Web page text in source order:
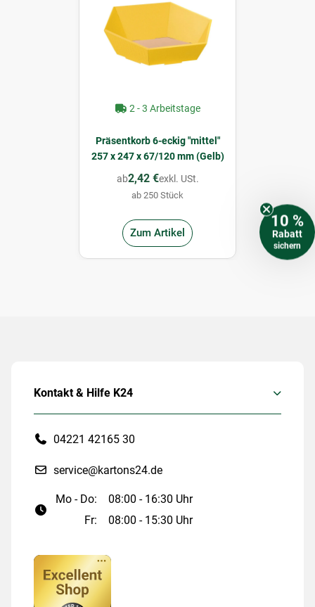
2 - 3 Arbeitstage
Präsentkorb 6-eckig "mittel"
257 x 247 x 67/120 mm (Gelb)
ab2,42 €exkl. USt.
ab 250 Stück
Zum Artikel
Kontakt & Hilfe K24
04221 42165 30
service@kartons24.de
Mo - Do:
08:00 - 16:30 Uhr
Fr:
08:00 - 15:30 Uhr
10 %
Rabatt
sichern